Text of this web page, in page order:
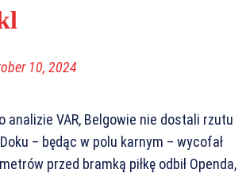
10, 2024
analizie VAR, Belgowie nie dostali rzutu
– będąc w polu karnym – wycofał
przed bramką piłkę odbił Openda,